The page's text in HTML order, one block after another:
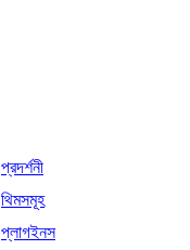
প্রদর্শনী
থিমসমূহ
প্লাগইনস